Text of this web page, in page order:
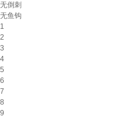
无倒刺
无鱼钩
1
2
3
4
5
6
7
8
9